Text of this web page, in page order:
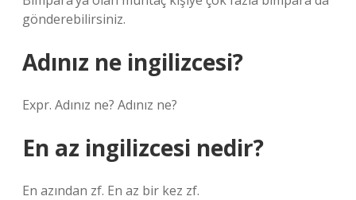
gönderebilirsiniz.
Adınız ne ingilizcesi?
Expr. Adınız ne? Adınız ne?
En az ingilizcesi nedir?
En azından zf. En az bir kez zf.